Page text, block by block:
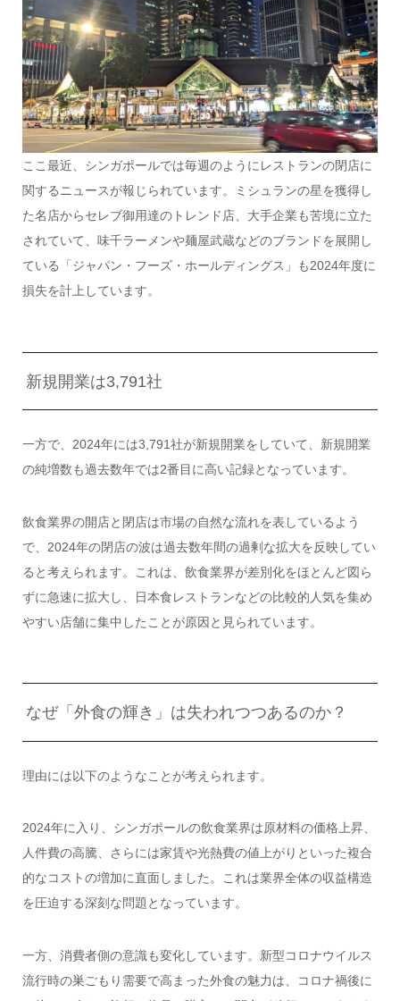
ここ最近、シンガポールでは毎週のようにレストランの閉店に
関するニュースが報じられています。ミシュランの星を獲得し
た名店からセレブ御用達のトレンド店、大手企業も苦境に立た
されていて、味千ラーメンや麺屋武蔵などのブランドを展開し
ている「ジャパン・フーズ・ホールディングス」も2024年度に
損失を計上しています。
新規開業は3,791社
一方で、2024年には3,791社が新規開業をしていて、新規開業
の純増数も過去数年では2番目に高い記録となっています。
飲食業界の開店と閉店は市場の自然な流れを表しているよう
で、2024年の閉店の波は過去数年間の過剰な拡大を反映してい
ると考えられます。これは、飲食業界が差別化をほとんど図ら
ずに急速に拡大し、日本食レストランなどの比較的人気を集め
やすい店舗に集中したことが原因と見られています。
なぜ「外食の輝き」は失われつつあるのか？
理由には以下のようなことが考えられます。
2024年に入り、シンガポールの飲食業界は原材料の価格上昇、
人件費の高騰、さらには家賃や光熱費の値上がりといった複合
的なコストの増加に直面しました。これは業界全体の収益構造
を圧迫する深刻な問題となっています。
一方、消費者側の意識も変化しています。新型コロナウイルス
流行時の巣ごもり需要で高まった外食の魅力は、コロナ禍後に